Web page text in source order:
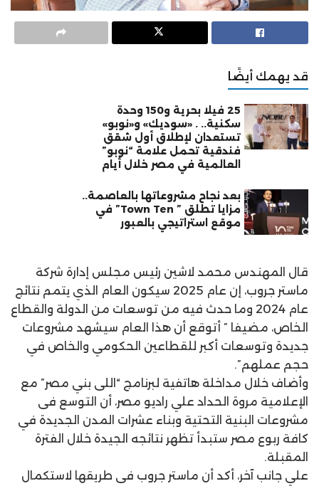
قد يهمك أيضًا
25 فيلا بحرية و150 وحدة
سكنية.. . «سوديك» و«نوبو»
تستعدان لإطلاق أول شقق
فندقية تحمل علامة “نوبو”
العالمية في مصر خلال أيام
بعد نجاح مشروعاتها بالعاصمة..
مزايا تطلق ” Town Ten” في
موقع استراتيجي بالعبور
قال المهندس محمد لاشين رئيس مجلس إدارة شركة
ماستر جروب، إن عام 2025 سيكون العام الذي يتمم نتائج
عام 2024 وما حدث فيه من توسعات من الدولة والقطاع
الخاص، مضيفا ” أتوقع أن هذا العام سيشهد مشروعات
جديدة وتوسعات أكبر للقطاعين الحكومي والخاص في
حجم عملهم”.
وأضاف خلال مداخلة هاتفية لبرنامج “اللى بني مصر” مع
الإعلامية مروة الحداد علي راديو مصر، أن التوسع فى
مشروعات البنية التحتية وبناء عشرات المدن الجديدة في
كافة ربوع مصر ستبدأ تظهر نتائجه الجيدة خلال الفترة
المقبلة.
علي جانب آخر، أكد أن ماستر جروب فى طريقها لاستكمال